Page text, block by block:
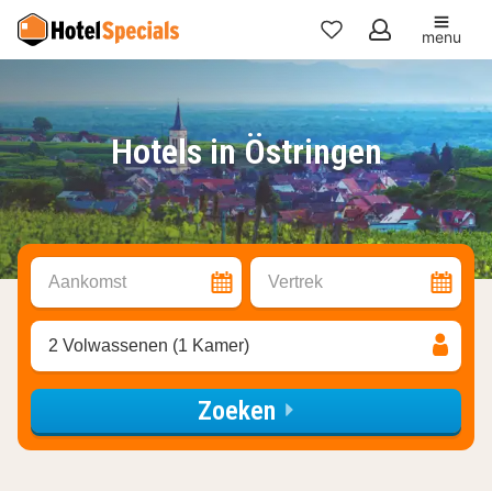
Mijn
menu
Hotels in Östringen
Aankomst Vertrek
2 Volwassenen (1 Kamer)
Zoeken